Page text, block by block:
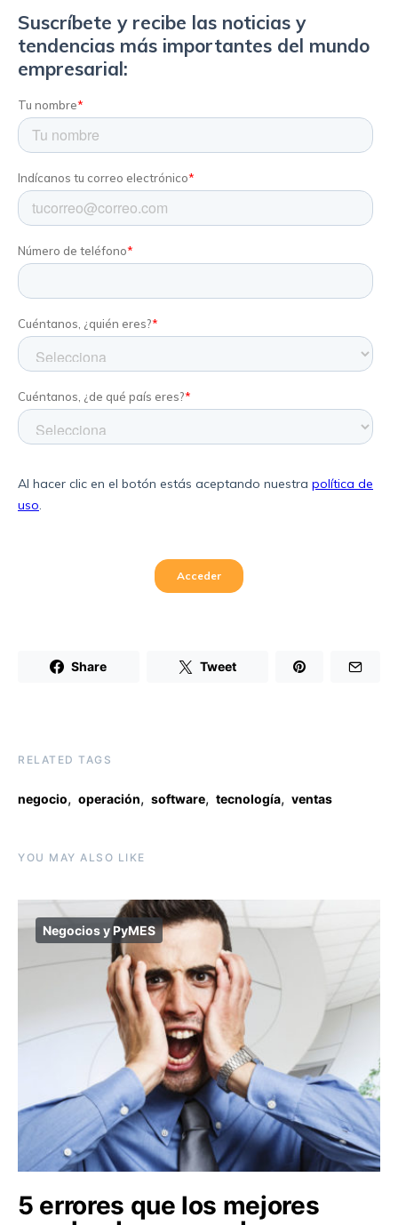
Share Tweet
RELATED TAGS
negocio, operación, software, tecnología, ventas
YOU MAY ALSO LIKE
Negocios y PyMES
5 errores que los mejores